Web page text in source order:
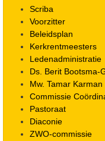
Scriba
Voorzitter
Beleidsplan
Kerkrentmeesters
Ledenadministratie
Ds. Berit Bootsma-
Mw. Tamar Karman
Commissie
Pastoraat
Diaconie
ZWO-commissie